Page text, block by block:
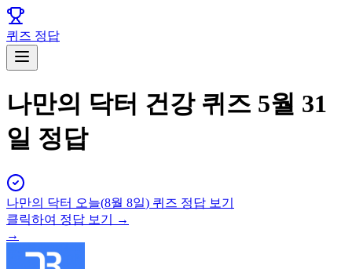
퀴즈 정답
나만의 닥터 건강 퀴즈 5월 31
일 정답
나만의 닥터 오늘(8월 8일) 퀴즈 정답 보기
클릭하여 정답 보기 →
→